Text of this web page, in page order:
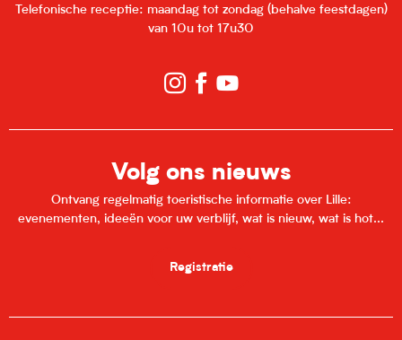
Telefonische receptie: maandag tot zondag (behalve feestdagen)
van 10u tot 17u30
Volg ons nieuws
Ontvang regelmatig toeristische informatie over Lille:
evenementen, ideeën voor uw verblijf, wat is nieuw, wat is hot...
Registratie